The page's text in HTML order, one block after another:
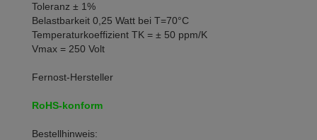
Toleranz ± 1%
Belastbarkeit 0,25 Watt bei T=70°C
Temperaturkoeffizient TK = ± 50 ppm/K
Vmax = 250 Volt
Fernost-Hersteller
RoHS-konform
Bestellhinweis: